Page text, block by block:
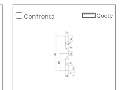
Confronta Quote